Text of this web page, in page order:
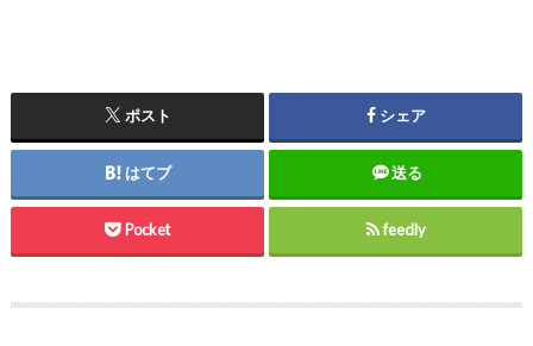
ポスト シェア
はてブ 送る
Pocket feedly